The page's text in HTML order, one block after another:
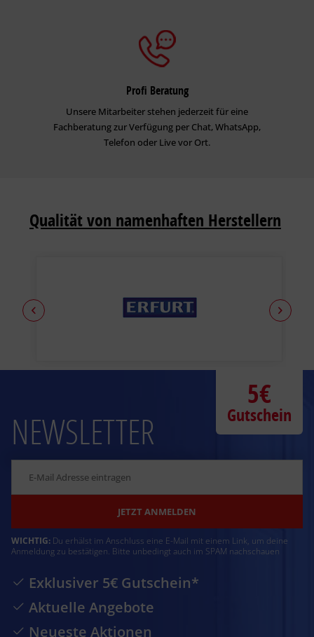
Profi Beratung
Unsere Mitarbeiter stehen jederzeit für eine
Fachberatung zur Verfügung per Chat, WhatsApp,
Telefon oder Live vor Ort.
Qualität von namenhaften Herstellern
NEWSLETTER
JETZT ANMELDEN
WICHTIG: Du erhälst im Anschluss eine E-Mail mit einem Link, um deine
Anmeldung zu bestätigen. Bitte unbedingt auch im SPAM nachschauen
Exklusiver 5€ Gutschein*
Aktuelle Angebote
Neueste Aktionen
5€
Gutschein